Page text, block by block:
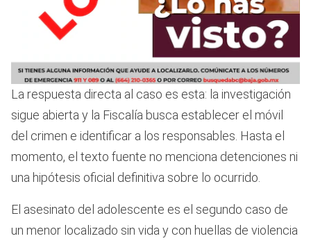
La respuesta directa al caso es esta: la investigación
sigue abierta y la Fiscalía busca establecer el móvil
del crimen e identificar a los responsables. Hasta el
momento, el texto fuente no menciona detenciones ni
una hipótesis oficial definitiva sobre lo ocurrido.
El asesinato del adolescente es el segundo caso de
un menor localizado sin vida y con huellas de violencia